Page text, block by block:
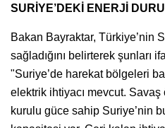
SURİYE’DEKİ ENERJİ
Bakan Bayraktar, Türkiye’nin
sağladığını belirterek şunları
"Suriye’de harekat bölgeleri
elektrik ihtiyacı mevcut.
kurulu güce sahip Suriye’nin